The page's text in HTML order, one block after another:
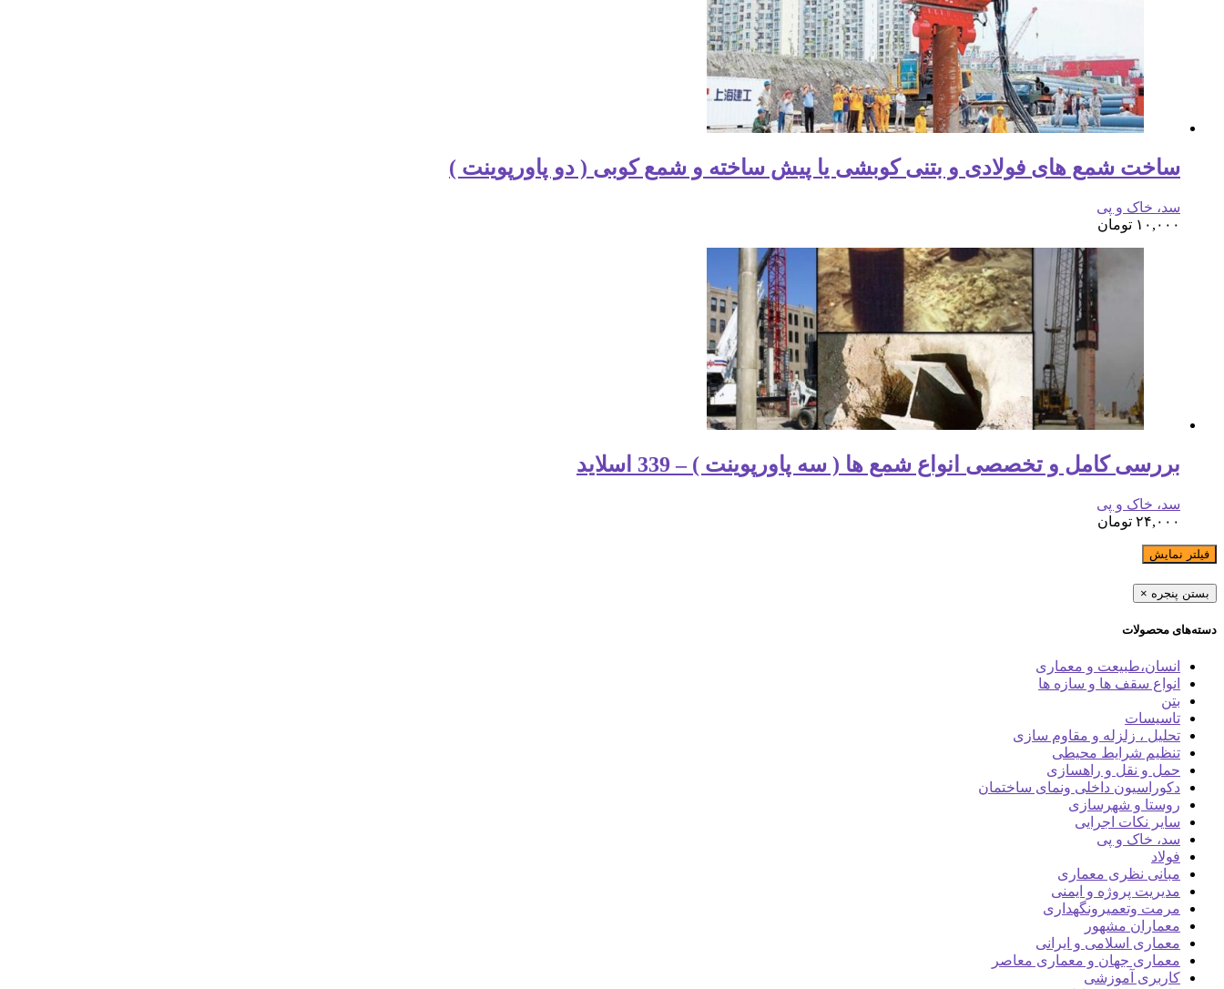
ساخت شمع های فولادی و بتنی کوبشی یا پیش ساخته و شمع کوبی ( دو پاورپوینت )
سد، خاک و پی
۱۰,۰۰۰ تومان
بررسی کامل و تخصصی انواع شمع ها ( سه پاورپوینت ) – 339 اسلاید
سد، خاک و پی
۲۴,۰۰۰ تومان
فیلتر نمایش
بستن پنجره ×
دسته‌های محصولات
انسان،طبیعت و معماری
انواع سقف ها و سازه ها
بتن
تاسیسات
تحلیل ، زلزله و مقاوم سازی
تنظیم شرایط محیطی
حمل و نقل و راهسازی
دکوراسیون داخلی ونمای ساختمان
روستا و شهرسازی
سایر نکات اجرایی
سد، خاک و پی
فولاد
مبانی نظری معماری
مدیریت پروژه و ایمنی
مرمت وتعمیرونگهداری
معماران مشهور
معماری اسلامی و ایرانی
معماری جهان و معماری معاصر
کاربری آموزشی